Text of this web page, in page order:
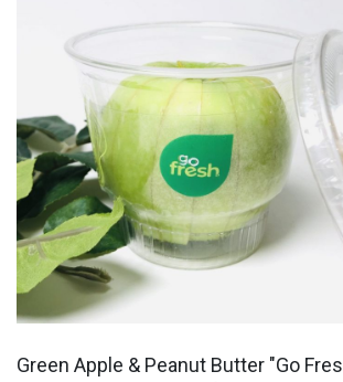
Green Apple & Peanut Butter "Go